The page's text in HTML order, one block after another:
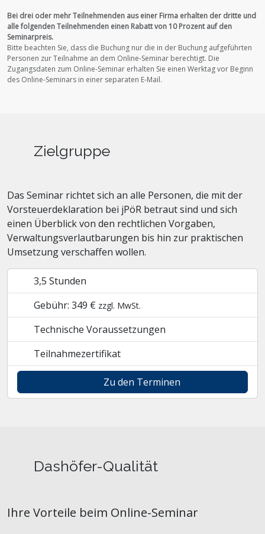
Bei drei oder mehr Teilnehmenden aus einer Firma erhalten der dritte und
alle folgenden Teilnehmenden einen Rabatt von 10 Prozent auf den
Seminarpreis.
Bitte beachten Sie, dass die Buchung nur die in der Buchung aufgeführten
Personen zur Teilnahme an dem Online-Seminar berechtigt. Die
Zugangsdaten zum Online-Seminar erhalten Sie einen Werktag vor Beginn
des Online-Seminars in einer separaten E-Mail.
Zielgruppe
Das Seminar richtet sich an alle Personen, die mit der
Vorsteuerdeklaration bei jPöR betraut sind und sich
einen Überblick von den rechtlichen Vorgaben,
Verwaltungsverlautbarungen bis hin zur praktischen
Umsetzung verschaffen wollen.
3,5 Stunden
Gebühr: 349 € zzgl. MwSt.
Technische Voraussetzungen
Teilnahmezertifikat
Zu den Terminen
Dashöfer-Qualität
Ihre Vorteile beim Online-Seminar